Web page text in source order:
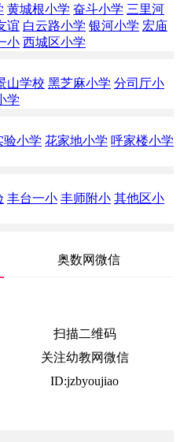
黄城根小学 奋斗小学 三里河
谊 白云路小学 银河小学 宏庙
小 西城区小学
山学校 黑芝麻小学 分司厅小
学
验小学 花家地小学 呼家楼小学
丰台一小 丰师附小 其他区小
奥数网微信
扫描二维码
关注幼教网微信
ID:jzbyoujiao